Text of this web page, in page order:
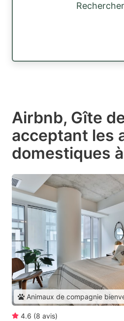
Airbnb, Gîte
acceptant les
domestiques
Animaux de compagnie
4.6 (8 avis)